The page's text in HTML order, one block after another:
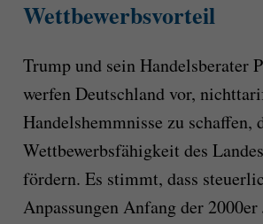
Wettbewerbsvorteil
Trump und sein Handelsberater
werfen Deutschland vor,
Handelshemmnisse zu schaffen,
Wettbewerbsfähigkeit des
fördern. Es stimmt, dass
Anpassungen Anfang der 2000er